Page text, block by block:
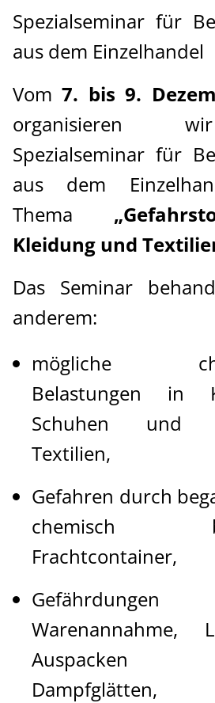
Spezialseminar für
aus dem Einzelhandel
Vom7. bis 9.
organisieren
Spezialseminar für
aus dem
Thema
Kleidung und
Das Seminar
anderem:
mögliche
Belastungen in
Schuhen und
Textilien,
Gefahren durch
chemisch
Frachtcontainer,
Warenannahme,
Dampfglätten,